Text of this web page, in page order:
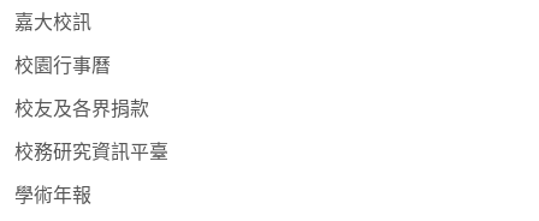
嘉大校訊
校園行事曆
校友及各界捐款
校務研究資訊平臺
學術年報